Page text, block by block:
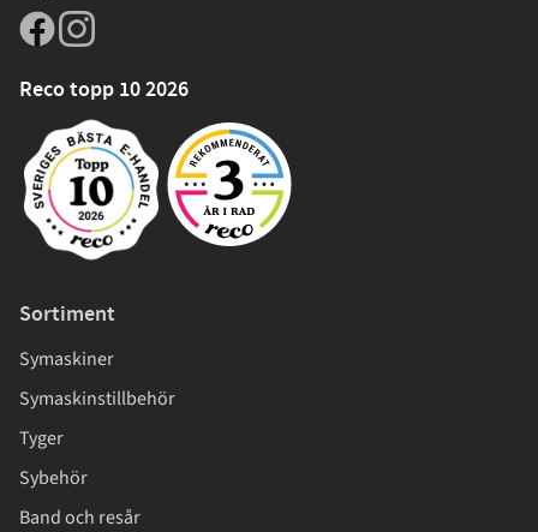
Reco topp 10 2026
Sortiment
Symaskiner
Symaskinstillbehör
Tyger
Sybehör
Band och resår